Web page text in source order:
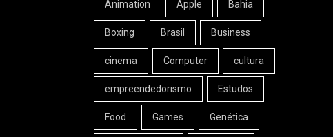
Animation Apple Bahia
Boxing Brasil Business
cinema Computer cultura
empreendedorismo Estudos
Food Games Genética